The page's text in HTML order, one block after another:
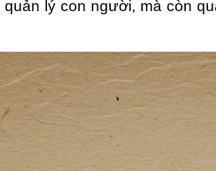
lý con người, mà còn